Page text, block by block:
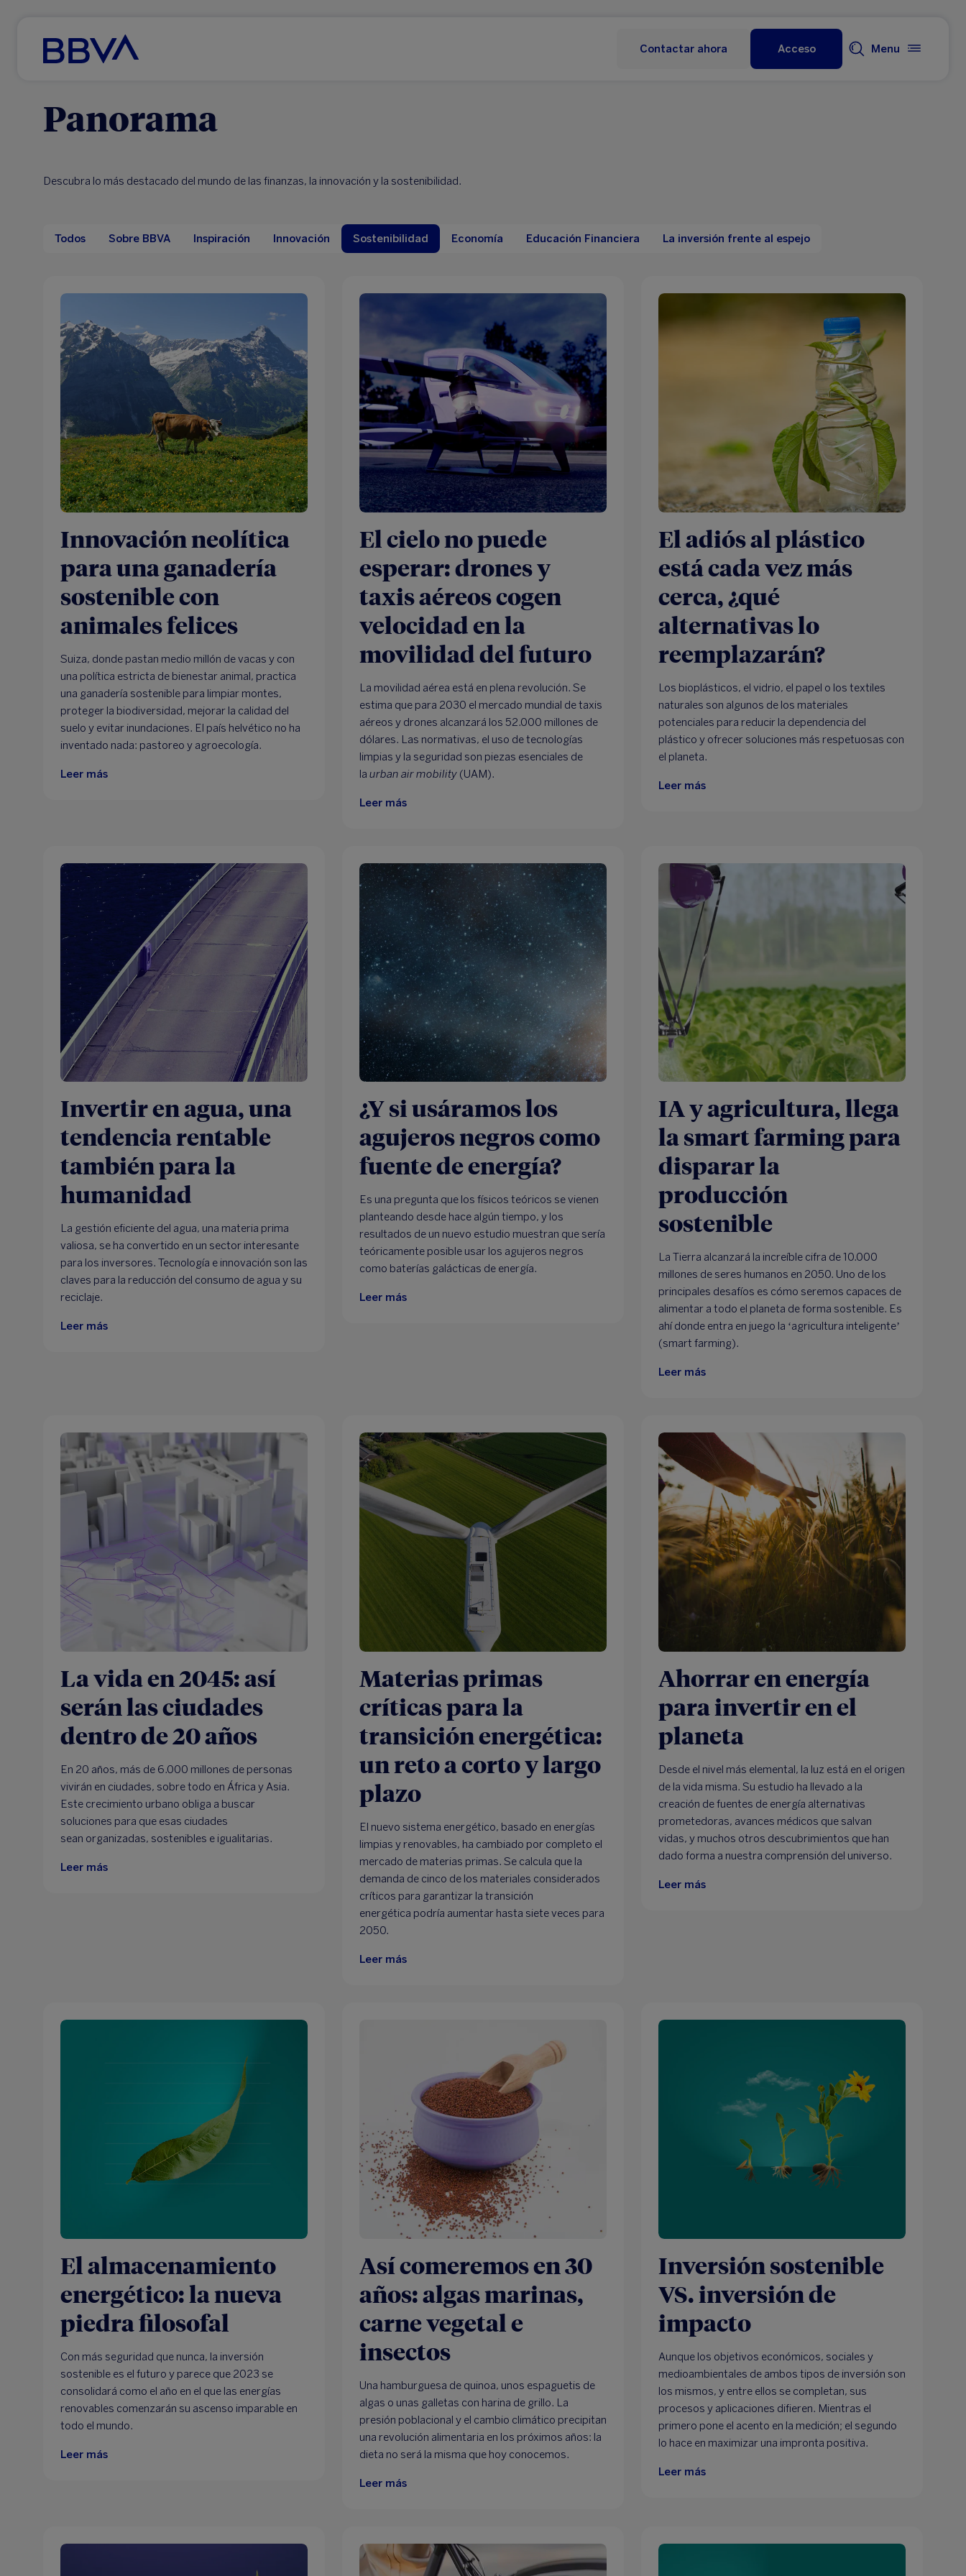
Contactar ahora
Acceso Menu
Panorama
Descubra lo más destacado del mundo de las finanzas, la innovación y la sostenibilidad.
Todos Sobre BBVA Inspiración Innovación Sostenibilidad Economía Educación Financiera La inversión frente al espejo
Innovación neolítica
para una ganadería
sostenible con
animales felices
Suiza, donde pastan medio millón de vacas y con
una política estricta de bienestar animal, practica
una ganadería sostenible para limpiar montes,
proteger la biodiversidad, mejorar la calidad del
suelo y evitar inundaciones. El país helvético no ha
inventado nada: pastoreo y agroecología.
Leer más
El cielo no puede
esperar: drones y
taxis aéreos cogen
velocidad en la
movilidad del futuro
La movilidad aérea está en plena revolución. Se
estima que para 2030 el mercado mundial de taxis
aéreos y drones alcanzará los 52.000 millones de
dólares. Las normativas, el uso de tecnologías
limpias y la seguridad son piezas esenciales de
la urban air mobility (UAM).
Leer más
El adiós al plástico
está cada vez más
cerca, ¿qué
alternativas lo
reemplazarán?
Los bioplásticos, el vidrio, el papel o los textiles
naturales son algunos de los materiales
potenciales para reducir la dependencia del
plástico y ofrecer soluciones más respetuosas con
el planeta.
Leer más
Invertir en agua, una
tendencia rentable
también para la
humanidad
La gestión eficiente del agua, una materia prima
valiosa, se ha convertido en un sector interesante
para los inversores. Tecnología e innovación son las
claves para la reducción del consumo de agua y su
reciclaje.
Leer más
¿Y si usáramos los
agujeros negros como
fuente de energía?
Es una pregunta que los físicos teóricos se vienen
planteando desde hace algún tiempo, y los
resultados de un nuevo estudio muestran que sería
teóricamente posible usar los agujeros negros
como baterías galácticas de energía.
Leer más
IA y agricultura, llega
la smart farming para
disparar la
producción
sostenible
La Tierra alcanzará la increíble cifra de 10.000
millones de seres humanos en 2050. Uno de los
principales desafíos es cómo seremos capaces de
alimentar a todo el planeta de forma sostenible. Es
ahí donde entra en juego la ‘agricultura inteligente’
(smart farming).
Leer más
La vida en 2045: así
serán las ciudades
dentro de 20 años
En 20 años, más de 6.000 millones de personas
vivirán en ciudades, sobre todo en África y Asia.
Este crecimiento urbano obliga a buscar
soluciones para que esas ciudades
sean organizadas, sostenibles e igualitarias.
Leer más
Materias primas
críticas para la
transición energética:
un reto a corto y largo
plazo
El nuevo sistema energético, basado en energías
limpias y renovables, ha cambiado por completo el
mercado de materias primas. Se calcula que la
demanda de cinco de los materiales considerados
críticos para garantizar la transición
energética podría aumentar hasta siete veces para
2050.
Leer más
Ahorrar en energía
para invertir en el
planeta
Desde el nivel más elemental, la luz está en el origen
de la vida misma. Su estudio ha llevado a la
creación de fuentes de energía alternativas
prometedoras, avances médicos que salvan
vidas, y muchos otros descubrimientos que han
dado forma a nuestra comprensión del universo.
Leer más
El almacenamiento
energético: la nueva
piedra filosofal
Con más seguridad que nunca, la inversión
sostenible es el futuro y parece que 2023 se
consolidará como el año en el que las energías
renovables comenzarán su ascenso imparable en
todo el mundo.
Leer más
Así comeremos en 30
años: algas marinas,
carne vegetal e
insectos
Una hamburguesa de quinoa, unos espaguetis de
algas o unas galletas con harina de grillo. La
presión poblacional y el cambio climático precipitan
una revolución alimentaria en los próximos años: la
dieta no será la misma que hoy conocemos.
Leer más
Inversión sostenible
VS. inversión de
impacto
Aunque los objetivos económicos, sociales y
medioambientales de ambos tipos de inversión son
los mismos, y entre ellos se completan, sus
procesos y aplicaciones difieren. Mientras el
primero pone el acento en la medición; el segundo
lo hace en maximizar una impronta positiva.
Leer más